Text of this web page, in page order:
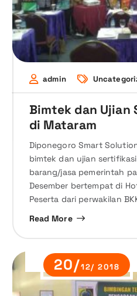
admin
Bimtek dan Ujian
di Mataram
Diponegoro Smart
bimtek dan ujian
barang/jasa pemerintah
Desember bertempat di
Peserta dari perwakilan
Read More
20/12/ 2018